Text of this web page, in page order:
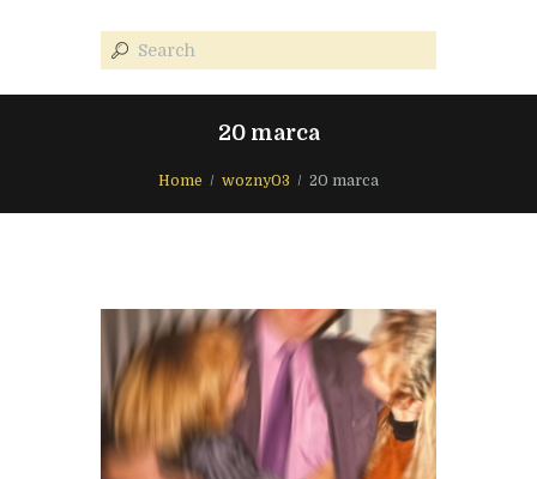
20 marca
Home wozny03 20 marca